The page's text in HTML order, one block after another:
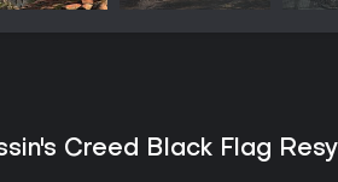
Creed Black Flag